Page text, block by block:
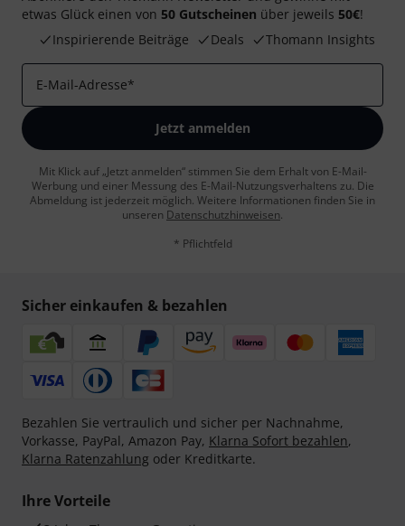
etwas Glück einen von 50 Gutscheinen über jeweils 50€!
Inspirierende Beiträge
Deals Thomann Insights
E-Mail-Adresse*
Jetzt anmelden
Mit Klick auf „Jetzt anmelden“ stimmen Sie dem Erhalt von E-Mail-
Werbung und einer Messung des E-Mail-Nutzungsverhaltens zu. Die
Abmeldung ist jederzeit möglich. Weitere Informationen finden Sie in
unseren Datenschutzhinweisen.
* Pflichtfeld
Sicher einkaufen & bezahlen
Bezahlen Sie vertraulich und sicher per Nachnahme,
Vorkasse, PayPal, Amazon Pay, Klarna Sofort bezahlen,
Klarna Ratenzahlung oder Kreditkarte.
Ihre Vorteile